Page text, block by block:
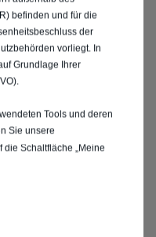
befinden und für die
der
vorliegt. In
Grundlage Ihrer
Tools und deren
Sie unsere
Schaltfläche „Meine